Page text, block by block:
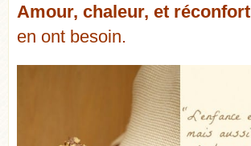
Amour, chaleur, et réconfort
en ont besoin.